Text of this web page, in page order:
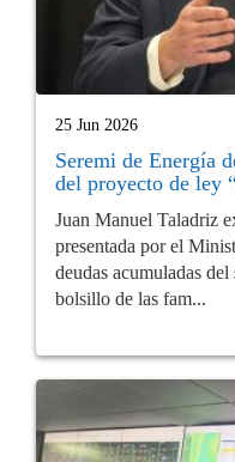
25 Jun 2026
Seremi de Energía
del proyecto de ley
Juan Manuel Taladriz
presentada por el
deudas acumuladas
bolsillo de las fam...